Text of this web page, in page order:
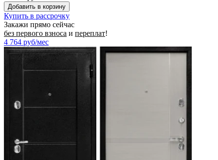
Купить в рассрочку
Закажи прямо сейчас
без первого взноса и переплат!
4 764 руб/мес